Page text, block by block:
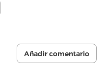
Añadir comentario